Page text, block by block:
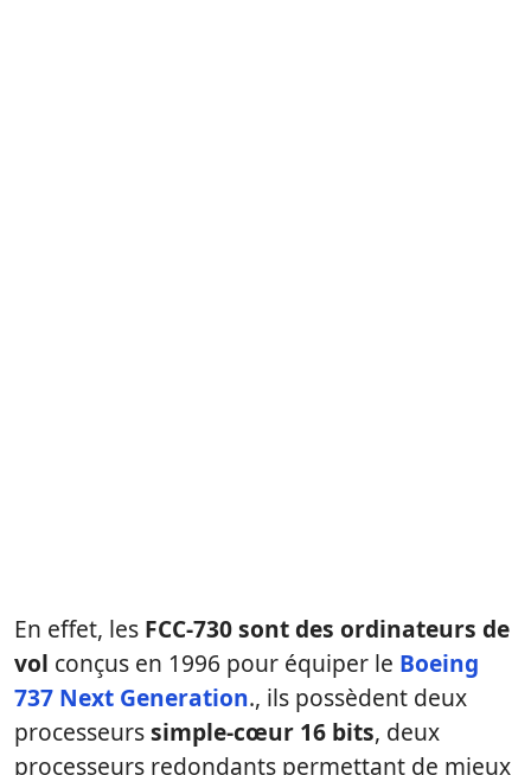
En effet, les FCC-730 sont des ordinateurs de
vol conçus en 1996 pour équiper le Boeing
737 Next Generation., ils possèdent deux
processeurssimple-cœur 16 bits, deux
processeurs redondants permettant de mieux